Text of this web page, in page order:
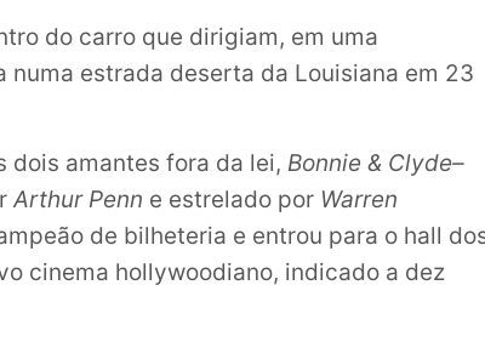
do carro que dirigiam, em uma
estrada deserta da Louisiana em 23
dois amantes fora da lei, Bonnie & Clyde–
Arthur Penn e estrelado por Warren
de bilheteria e entrou para o hall
cinema hollywoodiano, indicado a dez